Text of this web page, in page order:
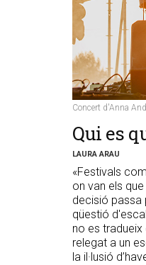
Concert d'Anna
​Qui es
LAURA ARAU
«Festivals
on van els
decisió passa
qüestió
no es tradueix
relegat a un
la il·lusió